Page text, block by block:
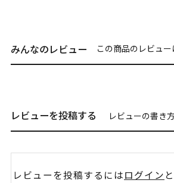
みんなのレビュー この商品のレビュー
レビューを投稿する レビューの書き
レビューを投稿するにはログイン